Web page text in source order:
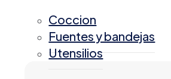
Coccion
Fuentes y bandejas
Utensilios